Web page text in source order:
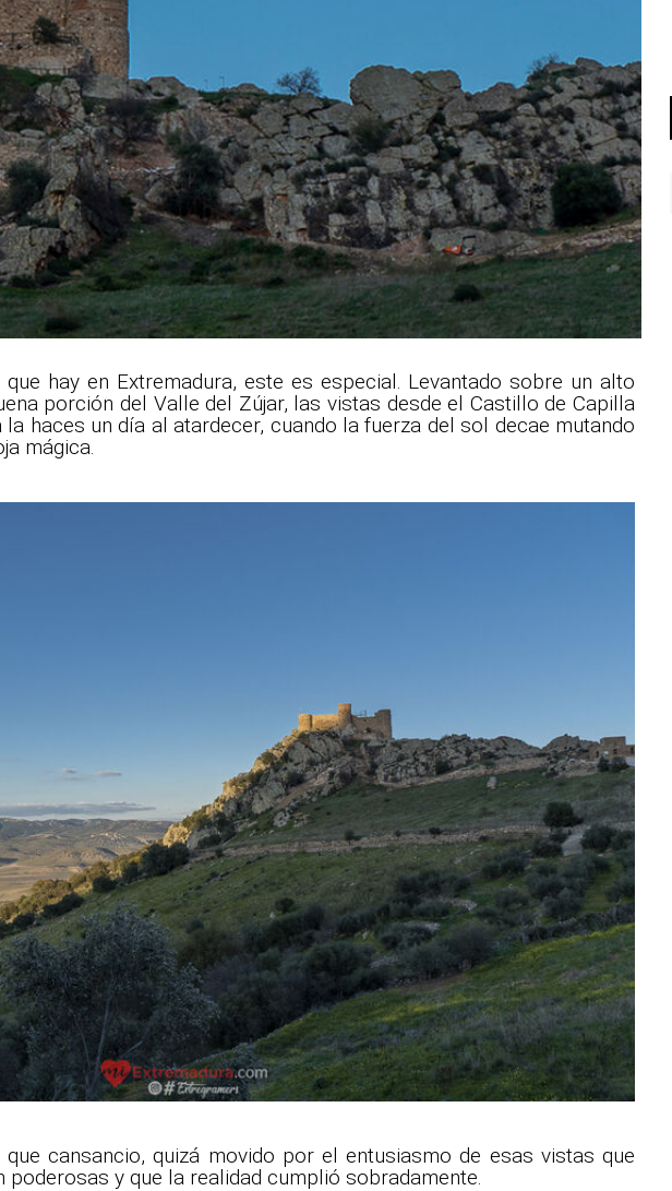
hay en Extremadura, este es especial. Levantado sobre un alto
porción del Valle del Zújar, las vistas desde el Castillo de Capilla
haces un día al atardecer, cuando la fuerza del sol decae mutando
mágica.
cansancio, quizá movido por el entusiasmo de esas vistas que
poderosas y que la realidad cumplió sobradamente.